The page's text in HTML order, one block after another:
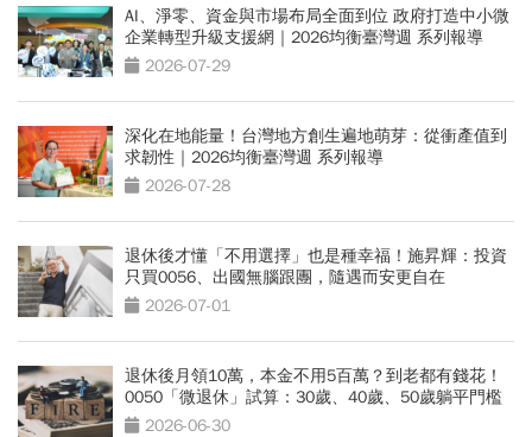
AI、淨零、資金與市場布局全面到位 政府打造中小微
企業轉型升級支援網｜2026均衡臺灣週 系列報導
2026-07-29
深化在地能量！台灣地方創生遍地萌芽：從衝產值到
求韌性｜2026均衡臺灣週 系列報導
2026-07-28
退休後才懂「不用選擇」也是種幸福！施昇輝：投資
只買0056、出國無腦跟團，隨遇而安更自在
2026-07-01
退休後月領10萬，本金不用5百萬？到老都有錢花！
0050「微退休」試算：30歲、40歲、50歲躺平門檻
公開2026-06-30